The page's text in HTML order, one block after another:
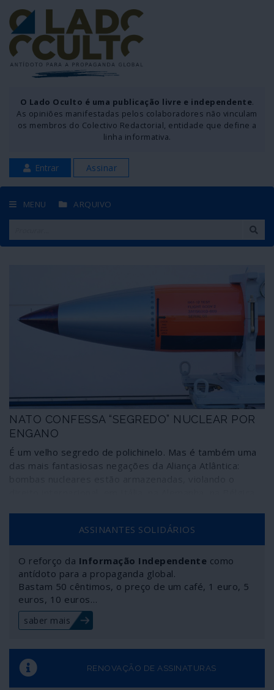
O Lado Oculto é uma publicação livre e independente.
As opiniões manifestadas pelos colaboradores não vinculam
os membros do Colectivo Redactorial, entidade que define a
linha informativa.
Entrar Assinar
MENU ARQUIVO
NATO CONFESSA “SEGREDO” NUCLEAR POR
ENGANO
É um velho segredo de polichinelo. Mas é também uma
das mais fantasiosas negações da Aliança Atlântica:
relatório - imediatamente retirado.
ASSINANTES SOLIDÁRIOS
O reforço da Informação Independente como
antídoto para a propaganda global.
Bastam 50 cêntimos, o preço de um café, 1 euro, 5
euros, 10 euros…
saber mais
RENOVAÇÃO DE ASSINATURAS